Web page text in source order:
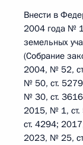
Внести в
2004 года №
земельных
(Собрание
2004, № 52,
№ 50, ст.
№ 30, ст.
2015, № 1,
ст. 4294;
2023, № 25,